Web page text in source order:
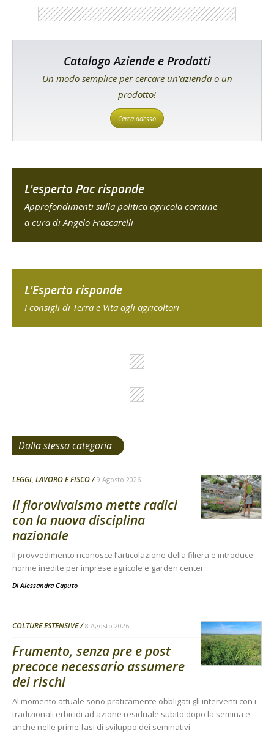
Catalogo Aziende e Prodotti
Un modo semplice per cercare un'azienda o un
prodotto!
Cerca adesso
L'esperto Pac risponde
Approfondimenti sulla politica agricola comune
a cura di Angelo Frascarelli
L'Esperto risponde
I consigli di Terra e Vita agli agricoltori
Dalla stessa categoria
LEGGI, LAVORO E FISCO 9 Agosto 2026
Il florovivaismo mette radici
con la nuova disciplina
nazionale
Il provvedimento riconosce l’articolazione della filiera e introduce
norme inedite per imprese agricole e garden center
DiAlessandra Caputo
COLTURE ESTENSIVE 8 Agosto 2026
Frumento, senza pre e post
precoce necessario assumere
dei rischi
Al momento attuale sono praticamente obbligati gli interventi con i
tradizionali erbicidi ad azione residuale subito dopo la semina e
anche nelle prime fasi di sviluppo dei seminativi